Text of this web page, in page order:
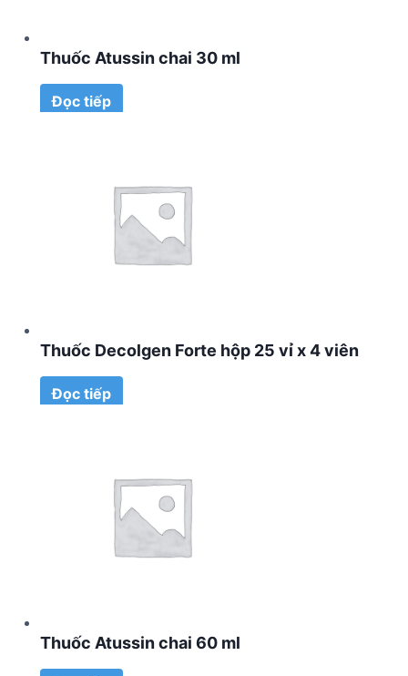
Thuốc Atussin chai 30 ml
Đọc tiếp
Thuốc Decolgen Forte hộp 25 vỉ x 4 viên
Đọc tiếp
Thuốc Atussin chai 60 ml